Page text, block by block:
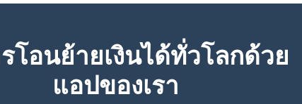
โอนย้ายเงินได้ทั่วโลกด้วย
แอปของเรา